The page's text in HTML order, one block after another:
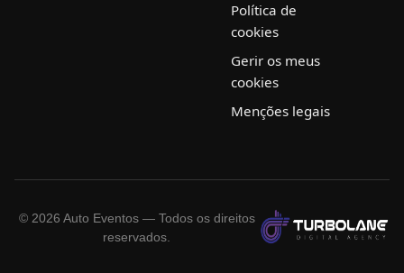
Política de
cookies
Gerir os meus
cookies
Menções legais
© 2026 Auto Eventos — Todos os direitos
reservados.